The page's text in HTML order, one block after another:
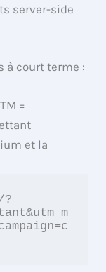
server-side
à court terme :
=
et la
?